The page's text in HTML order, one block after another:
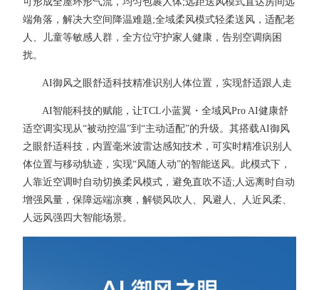
端角落，解决大空间降温难题;全域柔风模式轻柔送风，适配老
人、儿童等敏感人群，全方位守护家人健康，告别空调病困
扰。
AI御风之眼舒适科技精准识别人体位置，实现舒适跟人走
AI智能科技的赋能，让TCL小蓝翼・全域风Pro AI健康舒
适空调实现从“被动控温”到“主动适配”的升级。其搭载AI御风
之眼舒适科技，内置毫米波雷达感知技术，可实时精准识别人
体位置与移动轨迹，实现“风随人动”的智能送风。此模式下，
人靠近空调时自动切换柔风模式，避免直吹不适;人远离时自动
增强风量，保障远端凉爽，解锁风吹人、风避人、人近风柔、
人远风强四大智能场景。